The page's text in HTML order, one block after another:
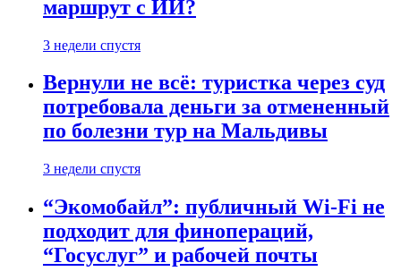
маршрут с ИИ?
3 недели спустя
Вернули не всё: туристка через суд
потребовала деньги за отмененный
по болезни тур на Мальдивы
3 недели спустя
“Экомобайл”: публичный Wi-Fi не
подходит для финопераций,
“Госуслуг” и рабочей почты